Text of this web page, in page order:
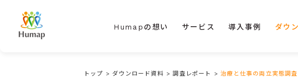
Humapの想い サービス 導入事例 ダウ
トップ > ダウンロード資料 >調査レポート >治療と仕事の両立実態調